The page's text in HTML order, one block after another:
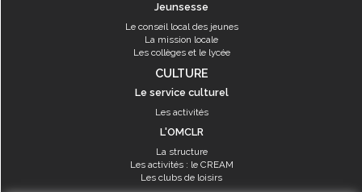
Jeunsesse
Le conseil local des jeunes
La mission locale
Les collèges et le lycée
CULTURE
Le service culturel
Les activités
L'OMCLR
La structure
Les activités : le CREAM
Les clubs de loisirs